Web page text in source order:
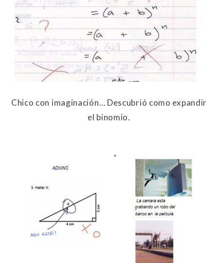
Chico con imaginación… Descubrió como expandir
el binomio.